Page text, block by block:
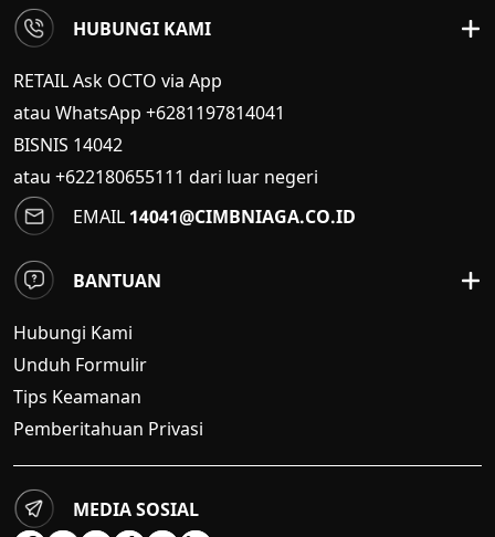
HUBUNGI KAMI
RETAIL Ask OCTO via App
atau WhatsApp +6281197814041
BISNIS 14042
atau +622180655111 dari luar negeri
EMAIL 14041@CIMBNIAGA.CO.ID
BANTUAN
Hubungi Kami
Unduh Formulir
Tips Keamanan
Pemberitahuan Privasi
MEDIA SOSIAL